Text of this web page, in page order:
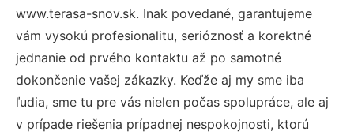
www.terasa-snov.sk. Inak povedané, garantujeme
vám vysokú profesionalitu, serióznosť a korektné
jednanie od prvého kontaktu až po samotné
dokončenie vašej zákazky. Keďže aj my sme iba
ľudia, sme tu pre vás nielen počas spolupráce, ale aj
v prípade riešenia prípadnej nespokojnosti, ktorú